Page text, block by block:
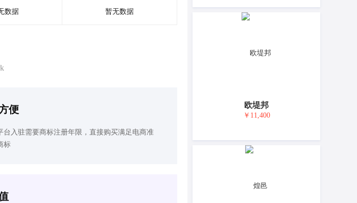
数据 暂无数据
便
台入驻需要商标注册年限，直接购买满足电商准
标
欧堤邦
￥11,400